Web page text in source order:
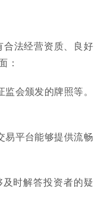
法经营资质、良好
：
会颁发的牌照等。
易平台能够提供流畅
时解答投资者的疑